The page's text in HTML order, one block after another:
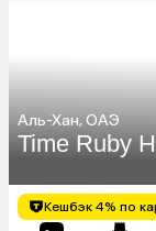
Аль-Хан, ОАЭ
Time Ruby
Кешбэк 4% по